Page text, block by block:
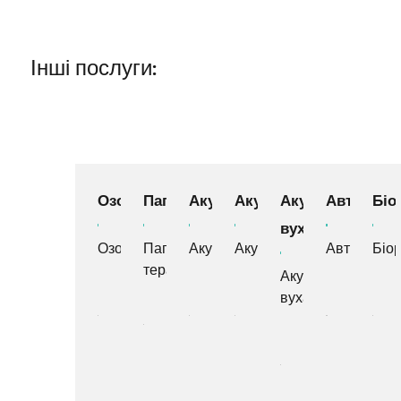
Інші послуги:
Озонотерапія
Озонотерапія
Папімі
Папімі-
терапія
Акупунктура
Акупунктура
Акупресура
Акупресура
Акупунктура
вуха
Акупунктура
вуха